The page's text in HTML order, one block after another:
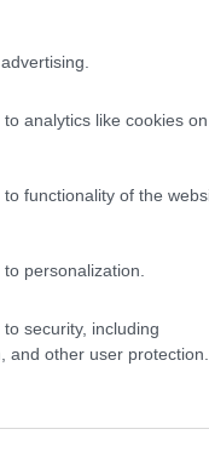
analytics like cookies on
functionality of the
personalization.
security, including
and other user protection.
Samsung Galaxy S25